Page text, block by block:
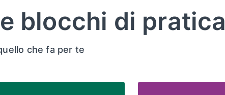
blocchi di pratica
che fa per te